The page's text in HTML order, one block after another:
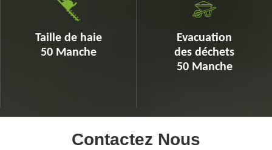
Taille de haie
50 Manche
Evacuation
des déchets
50 Manche
Contactez Nous